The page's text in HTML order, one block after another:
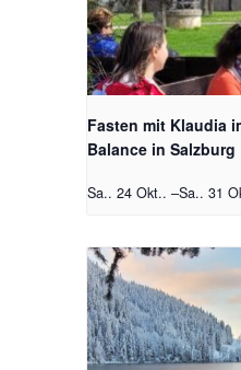
Fasten mit Klaudia
Balance in Salzburg
Sa.. 24 Okt.. –Sa.. 31